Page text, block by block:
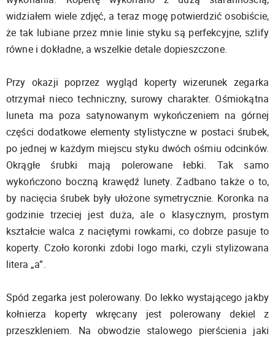
widziałem wiele zdjęć, a teraz mogę potwierdzić osobiście,
że tak lubiane przez mnie linie styku są perfekcyjne, szlify
równe i dokładne, a wszelkie detale dopieszczone.
Przy okazji poprzez wygląd koperty wizerunek zegarka
otrzymał nieco techniczny, surowy charakter. Ośmiokątna
luneta ma poza satynowanym wykończeniem na górnej
części dodatkowe elementy stylistyczne w postaci śrubek,
po jednej w każdym miejscu styku dwóch ośmiu odcinków.
Okrągłe śrubki mają polerowane łebki. Tak samo
wykończono boczną krawędź lunety. Zadbano także o to,
by nacięcia śrubek były ułożone symetrycznie. Koronka na
godzinie trzeciej jest duża, ale o klasycznym, prostym
kształcie walca z naciętymi rowkami, co dobrze pasuje to
koperty. Czoło koronki zdobi logo marki, czyli stylizowana
litera „a”.
Spód zegarka jest polerowany. Do lekko wystającego jakby
kołnierza koperty wkręcany jest polerowany dekiel z
przeszkleniem. Na obwodzie stalowego pierścienia jaki